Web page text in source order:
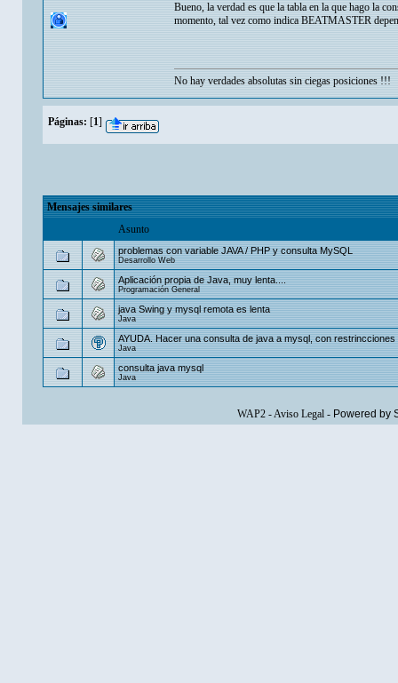
Bueno, la verdad es que la tabla en la que hago la
momento, tal vez como indica BEATMASTER
No hay verdades absolutas sin ciegas posiciones !!!
Páginas: [1]
Mensajes similares
Asunto
problemas con variable JAVA / PHP y consulta MySQL
Desarrollo Web
Aplicación propia de Java, muy lenta....
Programación General
java Swing y mysql remota es lenta
Java
AYUDA. Hacer una consulta de java a mysql, con restrincciones
Java
consulta java mysql
Java
WAP2-Aviso Legal- Powered by